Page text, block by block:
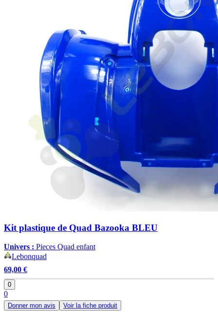
Kit plastique de Quad Bazooka BLEU
Univers : Pieces Quad enfant
Lebonquad
69,00 €
0
0
Donner mon avis Voir la fiche produit